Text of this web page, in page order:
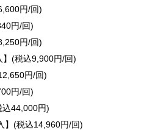
円/回)
円/回)
円/回)
】(税込9,900円/回)
円/回)
円/回)
込44,000円)
】(税込14,960円/回)